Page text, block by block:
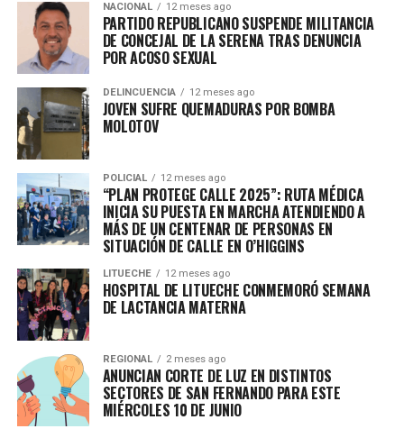
NACIONAL 12 meses ago
PARTIDO REPUBLICANO SUSPENDE MILITANCIA
DE CONCEJAL DE LA SERENA TRAS DENUNCIA
POR ACOSO SEXUAL
DELINCUENCIA 12 meses ago
JOVEN SUFRE QUEMADURAS POR BOMBA
MOLOTOV
POLICIAL 12 meses ago
“PLAN PROTEGE CALLE 2025”: RUTA MÉDICA
INICIA SU PUESTA EN MARCHA ATENDIENDO A
MÁS DE UN CENTENAR DE PERSONAS EN
SITUACIÓN DE CALLE EN O’HIGGINS
LITUECHE 12 meses ago
HOSPITAL DE LITUECHE CONMEMORÓ SEMANA
DE LACTANCIA MATERNA
REGIONAL 2 meses ago
ANUNCIAN CORTE DE LUZ EN DISTINTOS
SECTORES DE SAN FERNANDO PARA ESTE
MIÉRCOLES 10 DE JUNIO